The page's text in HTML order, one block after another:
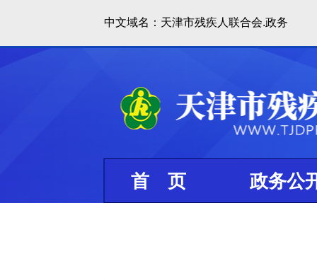
中文域名：天津市残疾人联合会.政务
首 页 政务公